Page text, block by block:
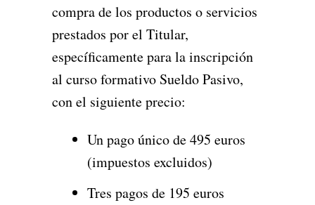
compra de los productos o servicios
prestados por el Titular,
específicamente para la inscripción
al curso formativo Sueldo Pasivo,
con el siguiente precio:
Un pago único de 495 euros
(impuestos excluidos)
Tres pagos de 195 euros